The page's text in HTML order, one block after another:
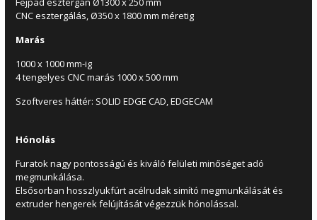
CNC esztergálás, Ø350 x 1800 mm méretig
Marás
1000 x 1000 mm-ig
4 tengelyes CNC marás 1000 x 500 mm
Szoftveres háttér: SOLID EDGE CAD, EDGECAM
Hónolás
Furatok nagy pontosságú és kiváló felületi minőséget adó
megmunkálása.
Elsősorban hosszlyukfúrt acélrudak simító megmunkálását és
extruder hengerek felújítását végezzük hónolással.